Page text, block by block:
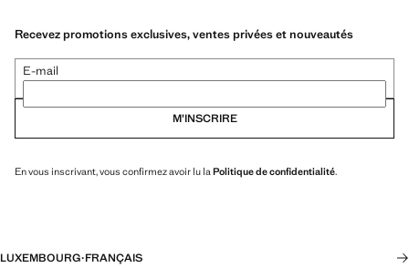
Recevez promotions exclusives, ventes privées et nouveautés
E-mail
M’INSCRIRE
En vous inscrivant, vous confirmez avoir lu la Politique de confidentialité.
LUXEMBOURG·FRANÇAIS